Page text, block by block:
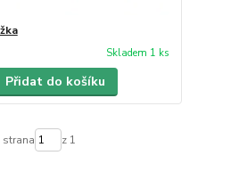
Skladem 1 ks
Přidat do košíku
strana z 1